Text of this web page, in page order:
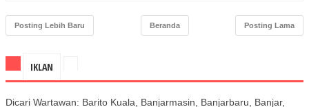
Posting Lebih Baru Posting Lama
Beranda
IKLAN
Dicari Wartawan: Barito Kuala, Banjarmasin, Banjarbaru, Banjar,